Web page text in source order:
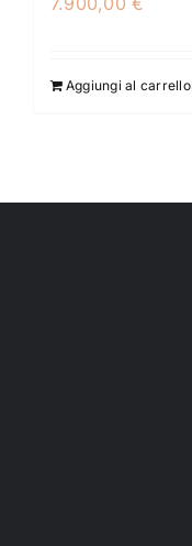
Aggiungi al carrello